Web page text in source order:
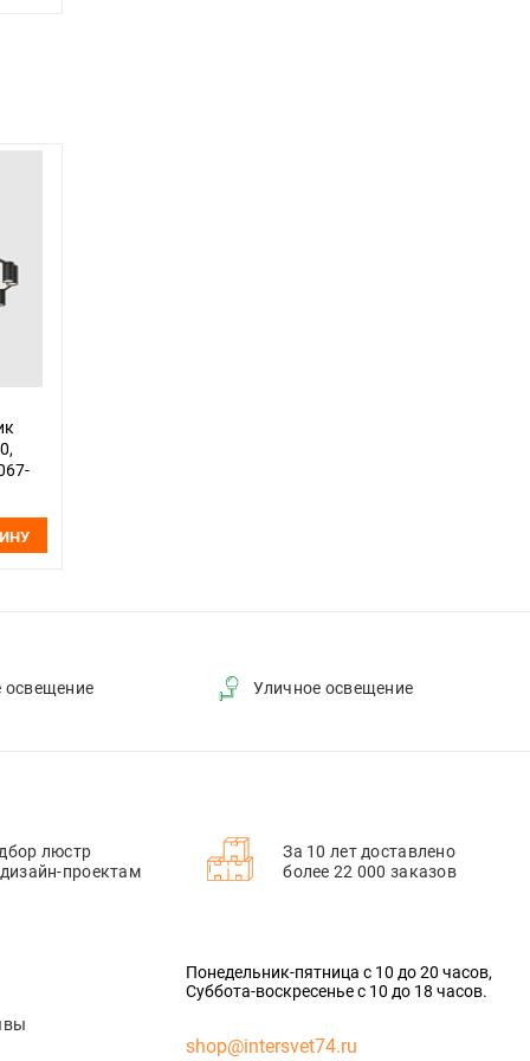
освещение Уличное освещение
люстр
проектам
За 10 лет доставлено
более 22 000 заказов
Понедельник-пятница с 10 до 20 часов,
Суббота-воскресенье с 10 до 18 часов.
shop@intersvet74.ru